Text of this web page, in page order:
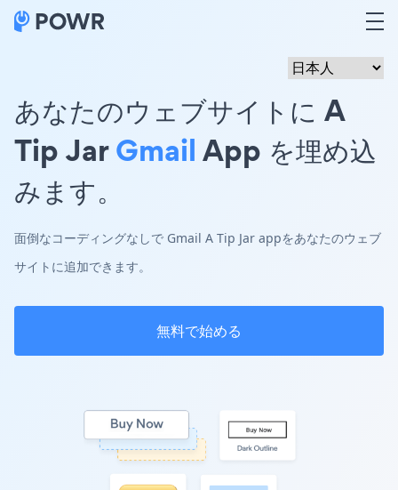
あなたのウェブサイトに A
Tip JarGmailApp を埋め込
みます。
面倒なコーディングなしで Gmail A Tip Jar appをあなたのウェブ
サイトに追加できます。
無料で始める